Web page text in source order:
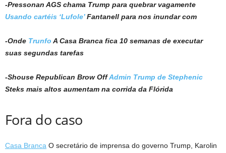
-Pressonan AGS chama Trump para quebrar vagamente
Usando cartéis ‘Lufole’Fantanell para nos inundar com
-Onde Trunfo A Casa Branca fica 10 semanas de executar
suas segundas tarefas
-Shouse Republican Brow OffAdmin Trump de Stephenic
Steks mais altos aumentam na corrida da Flórida
Fora do caso
Casa Branca O secretário de imprensa do governo Trump, Karolin